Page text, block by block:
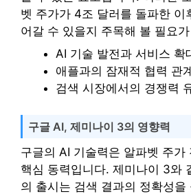
벳 주가가 4조 달러를 돌파한 이
어갈 수 있을지 주목해 볼 필요
AI 기술 발전과 서비스 확
애플과의 잠재적 협력 관
검색 시장에서의 경쟁력
구글 AI, 제미나이 3의 영향력
구글의 AI 기술력은 알파벳 주가
핵심 동력입니다. 제미나이 3와
의 출시는 검색 결과의 정확성을